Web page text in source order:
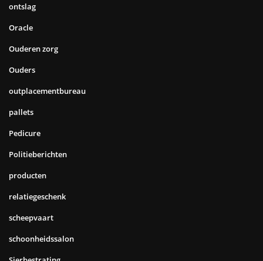
ontslag
Oracle
Ouderen zorg
Ouders
outplacementbureau
pallets
Pedicure
Politieberichten
producten
relatiegeschenk
scheepvaart
schoonheidssalon